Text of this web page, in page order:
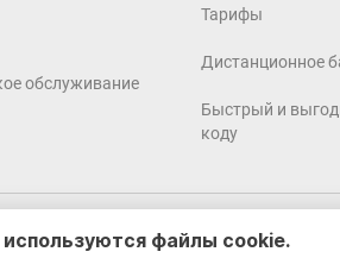
обслуживание
Тарифы
Дистанционное
Быстрый и
коду
© 2002-2026 «ЮГ-Инвестбанк» (ПАО).
файлы cookie.